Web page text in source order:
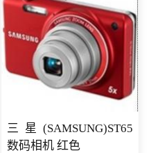
三星(SAMSUNG)ST65
数码相机 红色